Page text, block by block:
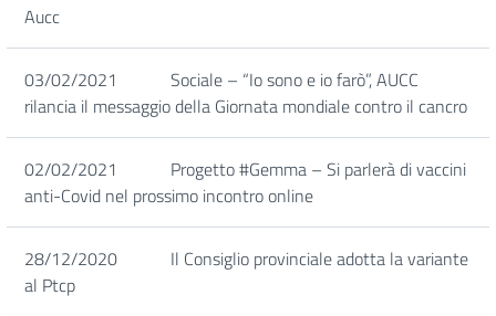
Aucc
03/02/2021
Sociale – “Io sono e io farò”, AUCC
rilancia il messaggio della Giornata mondiale contro il cancro
02/02/2021
Progetto #Gemma – Si parlerà di vaccini
anti-Covid nel prossimo incontro online
28/12/2020
Il Consiglio provinciale adotta la variante
al Ptcp